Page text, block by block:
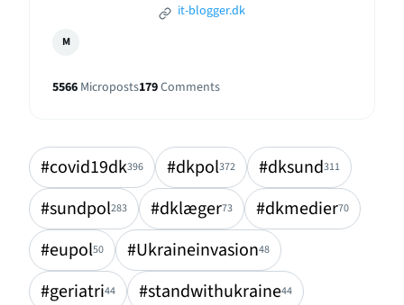
it-blogger.dk
M
5566 Microposts179Comments
#covid19dk396 #dkpol372 #dksund311
#sundpol283 #dklæger73 #dkmedier70
#eupol50 #Ukraineinvasion48
#geriatri44 #standwithukraine44